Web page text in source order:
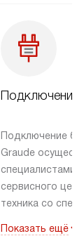
Подключение
Подключение
Graude
специалистами
сервисного
техника со
Показать ещё